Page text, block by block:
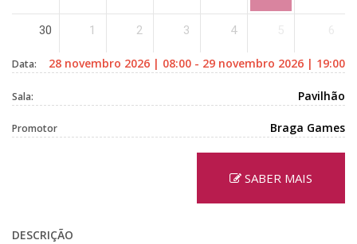
30 1 2 3 4
Data: 28 novembro 2026 | 08:00 - 29 novembro 2026 | 19:00
Sala: Pavilhão
Promotor Braga Games
SABER MAIS
DESCRIÇÃO